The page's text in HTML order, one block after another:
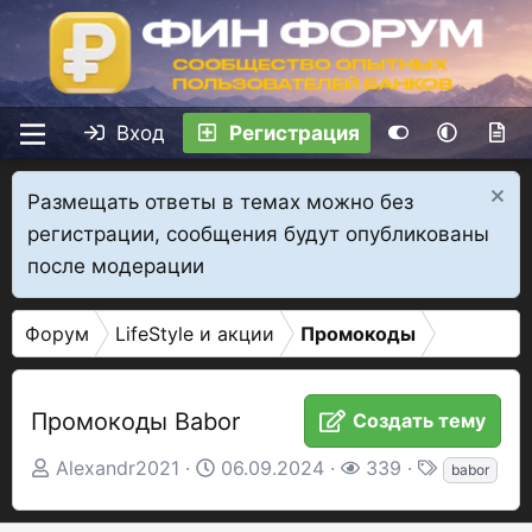
Вход Регистрация
Размещать ответы в темах можно без
регистрации, сообщения будут опубликованы
после модерации
Форум LifeStyle и акции Промокоды
Промокоды Babor
Создать тему
А
т
Alexandr2021
Д
т
06.09.2024
П
о
339
Т
г
babor